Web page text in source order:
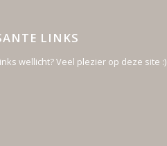
LINKS
wellicht? Veel plezier op deze site :)